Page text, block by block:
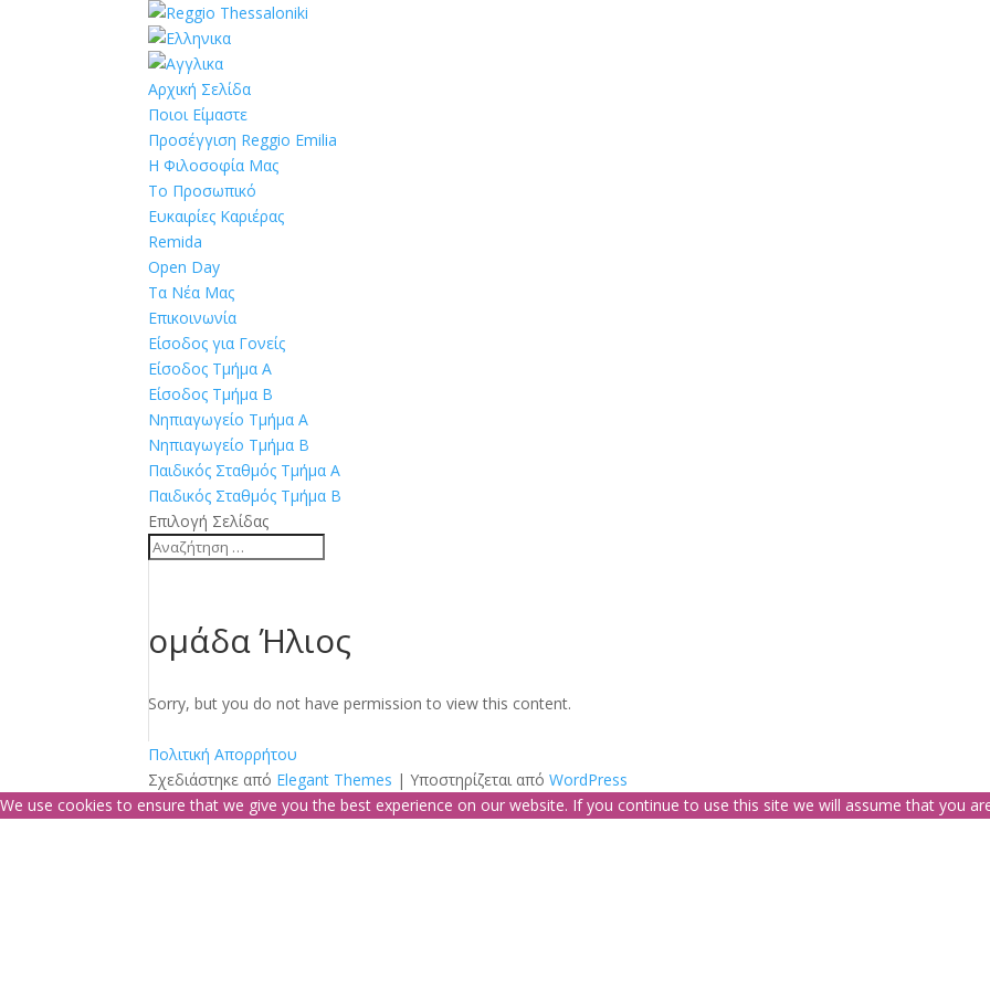
Αρχική Σελίδα
Ποιοι Είμαστε
Προσέγγιση Reggio Emilia
Η Φιλοσοφία Μας
Το Προσωπικό
Ευκαιρίες Καριέρας
Remida
Open Day
Τα Νέα Μας
Επικοινωνία
Είσοδος για Γονείς
Είσοδος Τμήμα Α
Είσοδος Τμήμα Β
Νηπιαγωγείο Τμήμα Α
Νηπιαγωγείο Τμήμα Β
Παιδικός Σταθμός Τμήμα Α
Παιδικός Σταθμός Τμήμα Β
Επιλογή Σελίδας
ομάδα Ήλιος
Sorry, but you do not have permission to view this content.
Πολιτική Απορρήτου
Σχεδιάστηκε από Elegant Themes | Υποστηρίζεται απόWordPress
We use cookies to ensure that we give you the best experience on our website. If you continue to use this site we will assume that you